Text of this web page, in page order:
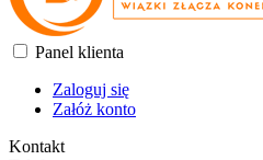
Panel klienta
Zaloguj się
Załóż konto
Kontakt